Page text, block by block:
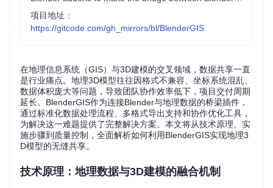
项目地址：
https://gitcode.com/gh_mirrors/bl/BlenderGIS
在地理信息系统（GIS）与3D建模的交叉领域，数据共享一直
是行业痛点。地理3D模型往往因格式不兼容、坐标系统混乱、
数据体积庞大等问题，导致团队协作效率低下，项目交付周期
延长。BlenderGIS作为连接Blender与地理数据的桥梁插件，
通过标准化数据处理流程、多格式导出支持和协作优化工具，
为解决这一难题提供了完整解决方案。本文将从技术原理、实
施步骤到质量控制，全面解析如何利用BlenderGIS实现地理3
D模型的无缝共享。
技术原理：地理数据与3D建模的融合机制